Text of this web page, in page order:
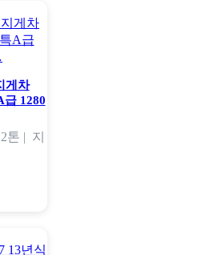
게차
급 1280
2톤 | 지